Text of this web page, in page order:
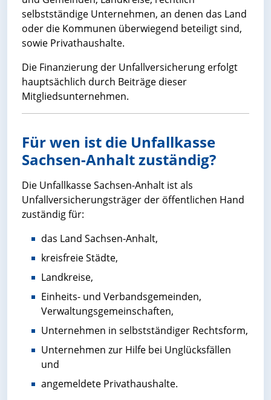
selbstständige Unternehmen, an denen das Land
oder die Kommunen überwiegend beteiligt sind,
sowie Privathaushalte.
Die Finanzierung der Unfallversicherung erfolgt
hauptsächlich durch Beiträge dieser
Mitgliedsunternehmen.
Für wen ist die Unfallkasse
Sachsen-Anhalt zuständig?
Die Unfallkasse Sachsen-Anhalt ist als
Unfallversicherungsträger der öffentlichen Hand
zuständig für:
das Land Sachsen-Anhalt,
kreisfreie Städte,
Landkreise,
Einheits- und Verbandsgemeinden,
Verwaltungsgemeinschaften,
Unternehmen in selbstständiger Rechtsform,
Unternehmen zur Hilfe bei Unglücksfällen
und
angemeldete Privathaushalte.